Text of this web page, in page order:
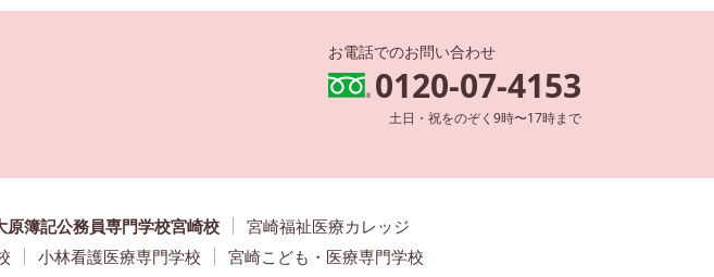
お電話でのお問い合わせ
0120-07-4153
土日・祝をのぞく9時〜17時まで
原簿記公務員専門学校宮崎校
宮崎福祉医療カレッジ
小林看護医療専門学校 宮崎こども・医療専門学校